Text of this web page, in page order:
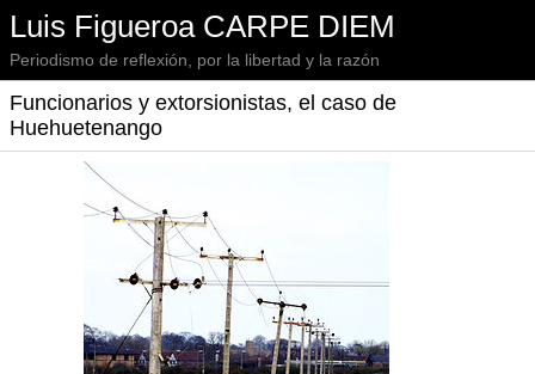
Luis Figueroa CARPE DIEM
Periodismo de reflexión, por la libertad y la razón
Funcionarios y extorsionistas, el caso de
Huehuetenango